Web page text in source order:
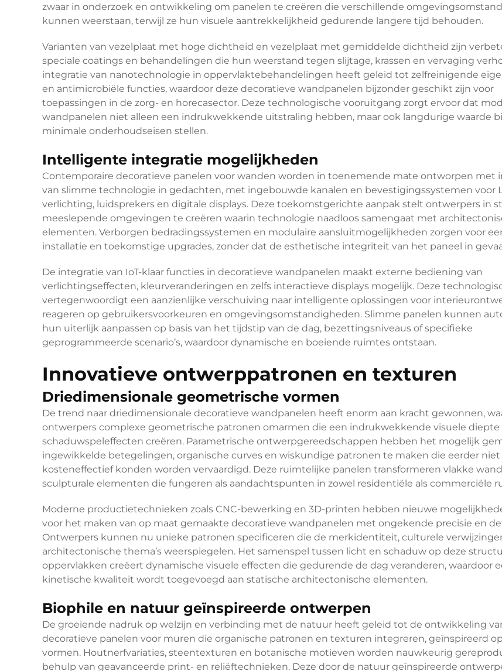
zwaar in onderzoek en ontwikkeling om panelen te creëren die verschillende
kunnen weerstaan, terwijl ze hun visuele aantrekkelijkheid gedurende langere tijd behouden.
Varianten van vezelplaat met hoge dichtheid en vezelplaat met gemiddelde dichtheid zijn
speciale coatings en behandelingen die hun weerstand tegen slijtage, krassen en vervaging
integratie van nanotechnologie in oppervlaktebehandelingen heeft geleid tot zelfreinigende
en antimicrobiële functies, waardoor deze decoratieve wandpanelen bijzonder geschikt zijn voor
toepassingen in de zorg- en horecasector. Deze technologische vooruitgang zorgt ervoor dat
wandpanelen niet alleen een indrukwekkende uitstraling hebben, maar ook langdurige waarde
minimale onderhoudseisen stellen.
Intelligente integratie mogelijkheden
Contemporaire decoratieve panelen voor wanden worden in toenemende mate ontworpen met
van slimme technologie in gedachten, met ingebouwde kanalen en bevestigingssystemen voor
verlichting, luidsprekers en digitale displays. Deze toekomstgerichte aanpak stelt ontwerpers in
meeslepende omgevingen te creëren waarin technologie naadloos samengaat met
elementen. Verborgen bedradingssystemen en modulaire aansluitmogelijkheden zorgen voor
installatie en toekomstige upgrades, zonder dat de esthetische integriteit van het paneel in
De integratie van IoT-klaar functies in decoratieve wandpanelen maakt externe bediening van
verlichtingseffecten, kleurveranderingen en zelfs interactieve displays mogelijk. Deze
vertegenwoordigt een aanzienlijke verschuiving naar intelligente oplossingen voor
reageren op gebruikersvoorkeuren en omgevingsomstandigheden. Slimme panelen kunnen
hun uiterlijk aanpassen op basis van het tijdstip van de dag, bezettingsniveaus of specifieke
geprogrammeerde scenario’s, waardoor dynamische en boeiende ruimtes ontstaan.
Innovatieve ontwerppatronen en texturen
Driedimensionale geometrische vormen
De trend naar driedimensionale decoratieve wandpanelen heeft enorm aan kracht gewonnen,
ontwerpers complexe geometrische patronen omarmen die een indrukwekkende visuele diepte
schaduwspeleffecten creëren. Parametrische ontwerpgereedschappen hebben het mogelijk
ingewikkelde betegelingen, organische curves en wiskundige patronen te maken die eerder niet
kosteneffectief konden worden vervaardigd. Deze ruimtelijke panelen transformeren vlakke
sculpturale elementen die fungeren als aandachtspunten in zowel residentiële als commerciële
Moderne productietechnieken zoals CNC-bewerking en 3D-printen hebben nieuwe
voor het maken van op maat gemaakte decoratieve wandpanelen met ongekende precisie en
Ontwerpers kunnen nu unieke patronen specificeren die de merkidentiteit, culturele
architectonische thema’s weerspiegelen. Het samenspel tussen licht en schaduw op deze
oppervlakken creëert dynamische visuele effecten die gedurende de dag veranderen, waardoor
kinetische kwaliteit wordt toegevoegd aan statische architectonische elementen.
Biophile en natuur geïnspireerde ontwerpen
De groeiende nadruk op welzijn en verbinding met de natuur heeft geleid tot de ontwikkeling
decoratieve panelen voor muren die organische patronen en texturen integreren, geïnspireerd
vormen. Houtnerfvariaties, steentexturen en botanische motieven worden nauwkeurig
behulp van geavanceerde print- en reliëftechnieken. Deze door de natuur geïnspireerde